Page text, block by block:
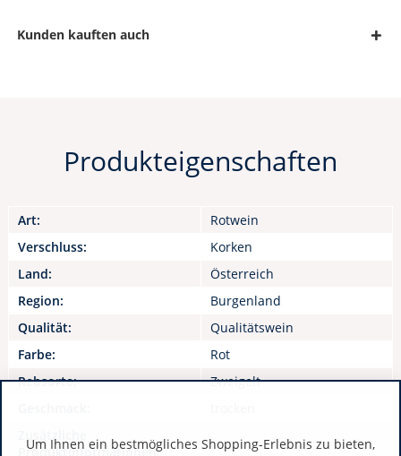
Kunden kauften auch
Produkteigenschaften
Art:
Rotwein
Verschluss:
Korken
Land:
Österreich
Region:
Burgenland
Qualität:
Qualitätswein
Farbe:
Rot
Rebsorte:
Zweigelt
Zusätzliche
Produktinformationen:
Um Ihnen ein bestmögliches Shopping-Erlebnis zu bieten,